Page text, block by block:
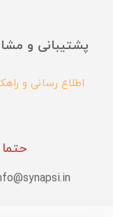
پشتیبانی و
اطلاع رسانی و